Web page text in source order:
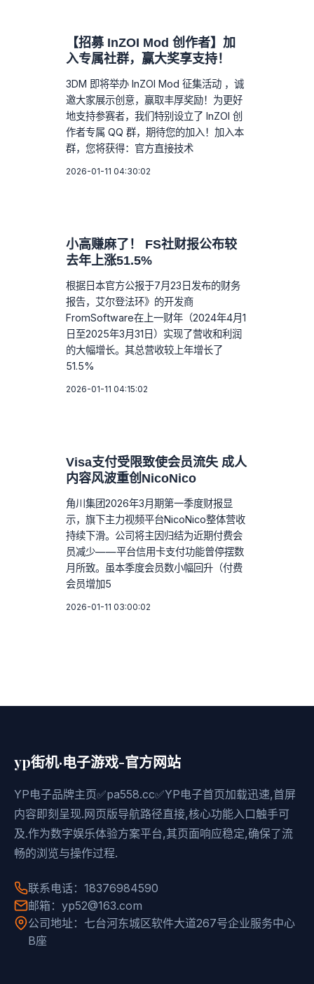
【招募 InZOI Mod 创作者】加
入专属社群，赢大奖享支持！
3DM 即将举办 InZOI Mod 征集活动 ，诚
邀大家展示创意，赢取丰厚奖励！为更好
地支持参赛者，我们特别设立了 InZOI 创
作者专属 QQ 群，期待您的加入！加入本
群，您将获得：官方直接技术
2026-01-11 04:30:02
小高赚麻了！ FS社财报公布较
去年上涨51.5%
根据日本官方公报于7月23日发布的财务
报告，艾尔登法环》的开发商
FromSoftware在上一财年（2024年4月1
日至2025年3月31日）实现了营收和利润
的大幅增长。其总营收较上年增长了
51.5%
2026-01-11 04:15:02
Visa支付受限致使会员流失 成人
内容风波重创NicoNico
角川集团2026年3月期第一季度财报显
示，旗下主力视频平台NicoNico整体营收
持续下滑。公司将主因归结为近期付费会
员减少——平台信用卡支付功能曾停摆数
月所致。虽本季度会员数小幅回升（付费
会员增加5
2026-01-11 03:00:02
yp街机·电子游戏-官方网站
YP电子品牌主页✅pa558.cc✅YP电子首页加载迅速,首屏
内容即刻呈现.网页版导航路径直接,核心功能入口触手可
及.作为数字娱乐体验方案平台,其页面响应稳定,确保了流
畅的浏览与操作过程.
联系电话：18376984590
邮箱：yp52@163.com
公司地址：七台河东城区软件大道267号企业服务中心
B座